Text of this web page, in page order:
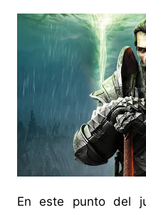
En este punto del